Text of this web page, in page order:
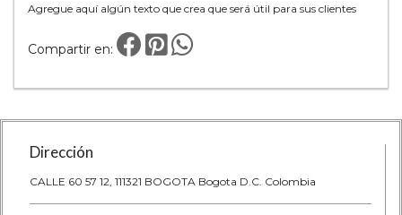
Agregue aquí algún texto que crea que será útil para sus clientes
Compartir en:
Dirección
CALLE 60 57 12, 111321 BOGOTA Bogota D.C. Colombia